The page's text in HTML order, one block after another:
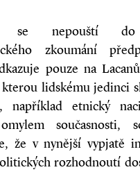
se nepouští do
zkoumání
pouze na
lidskému jedinci
například etnický
současnosti,
že v nynější vypjatě
rozhodnoutí